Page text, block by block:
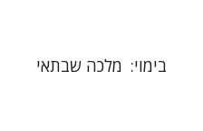
בימוי מלכה שבתאי